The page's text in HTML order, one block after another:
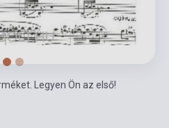
Legyen Ön az első!